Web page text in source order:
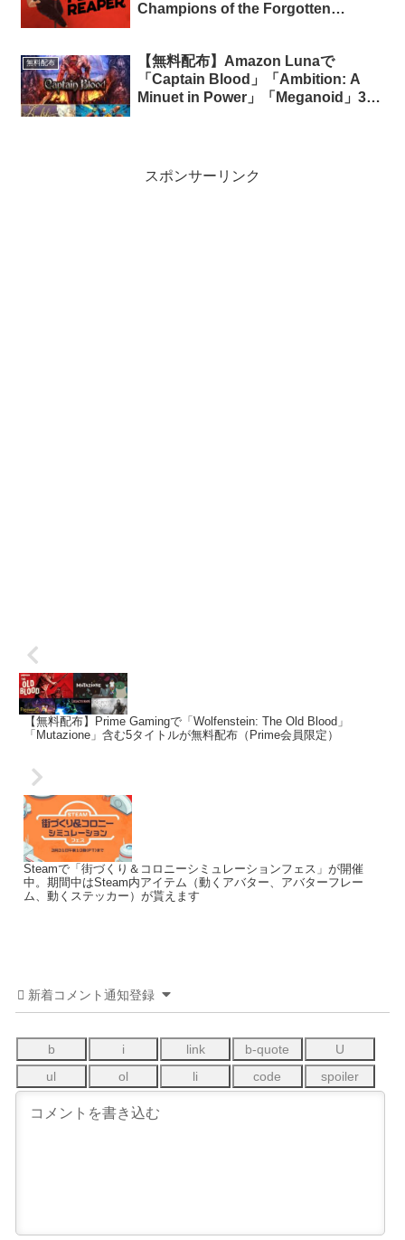
Champions of the Forgotten
無料配布
【無料配布】Amazon Lunaで
「Captain Blood」「Ambition: A
Minuet in Power」「Meganoid」3タ
スポンサーリンク
【無料配布】Prime Gamingで「Wolfenstein: The Old Blood」
「Mutazione」含む5タイトルが無料配布（Prime会員限定）
Steamで「街づくり＆コロニーシミュレーションフェス」が開催
中。期間中はSteam内アイテム（動くアバター、アバターフレー
ム、動くステッカー）が貰えます
新着コメント通知登録